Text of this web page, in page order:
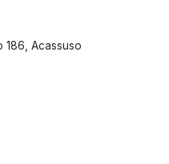
186, Acassuso